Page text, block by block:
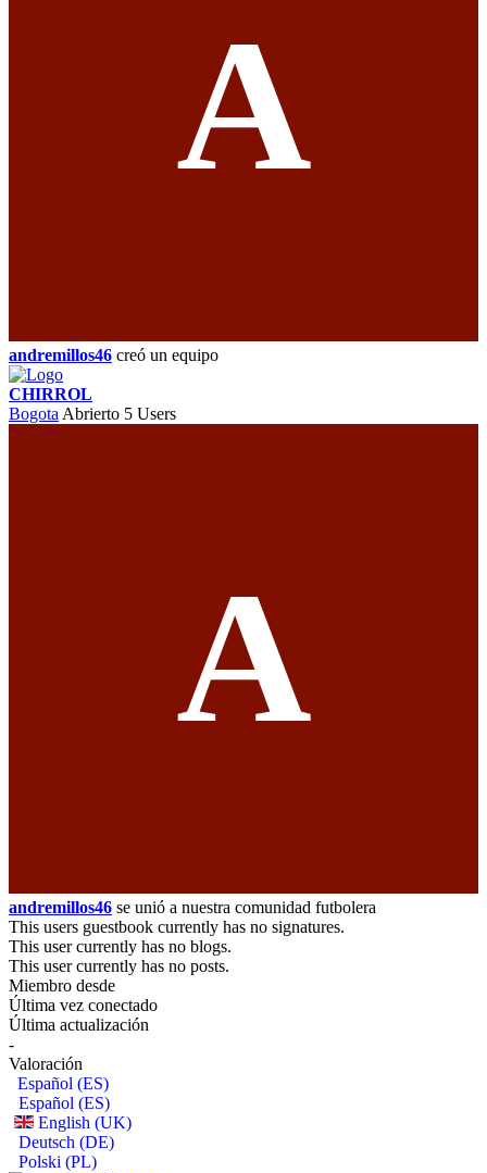
A
andremillos46 creó un equipo
CHIRROL
BogotaAbrierto 5 Users
A
andremillos46 se unió a nuestra comunidad futbolera
This users guestbook currently has no signatures.
This user currently has no blogs.
This user currently has no posts.
Miembro desde
Última vez conectado
Última actualización
-
Valoración
Español (ES)
Español (ES)
English (UK)
Deutsch (DE)
Polski (PL)